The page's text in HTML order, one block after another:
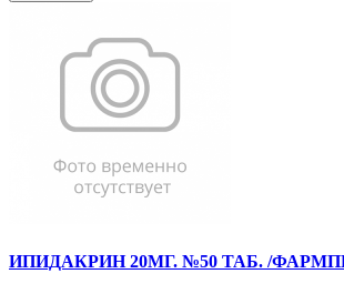
ИПИДАКРИН 20МГ. №50 ТАБ. /